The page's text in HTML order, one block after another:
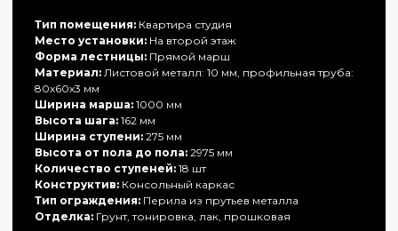
Тип помещения: Квартира студия
Место установки: На второй этаж
Форма лестницы: Прямой марш
Материал: Листовой металл: 10 мм, профильная труба:
80х60х3 мм
Ширина марша: 1000 мм
Высота шага: 162 мм
Ширина ступени: 275 мм
Высота от пола до пола: 2975 мм
Количество ступеней: 18 шт
Конструктив: Консольный каркас
Тип ограждения: Перила из прутьев металла
Отделка: Грунт, тонировка, лак, прошковая